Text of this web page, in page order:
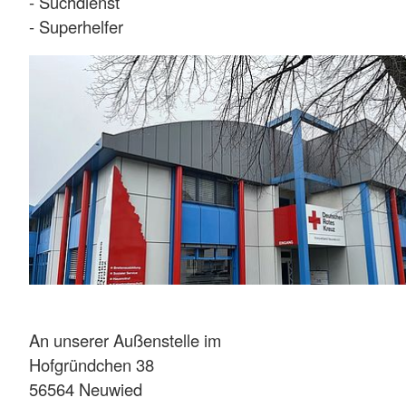
- Superhelfer
An unserer Außenstelle im
Hofgründchen 38
56564 Neuwied